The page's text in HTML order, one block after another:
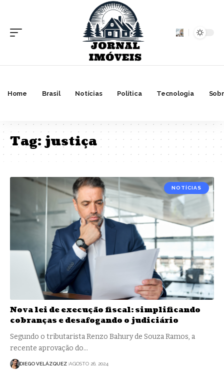
Home Brasil Notícias Política Tecnologia
Tag:justiça
NOTÍCIAS
Nova lei de execução fiscal: simplificando
cobranças e desafogando o judiciário
Segundo o tributarista Renzo Bahury de Souza Ramos, a
recente aprovação do…
DIEGO VELÁZQUEZ AGOSTO 26, 2024